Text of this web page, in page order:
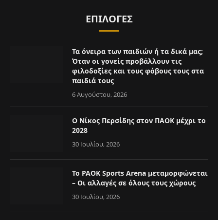
ΕΠΙΛΟΓΈΣ
Τα όνειρα των παιδιών ή τα δικά μας;
Όταν οι γονείς προβάλλουν τις
φιλοδοξίες και τους φόβους τους στα
παιδιά τους
6 Αυγούστου, 2026
Ο Νίκος Περσίδης στον ΠΑΟΚ μέχρι το
2028
30 Ιουλίου, 2026
Το PAOK Sports Arena μεταμορφώνεται
– Οι αλλαγές σε όλους τους χώρους
30 Ιουλίου, 2026